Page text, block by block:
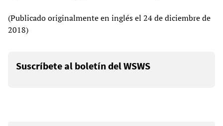
(Publicado originalmente en inglés el 24 de diciembre de
2018)
Suscríbete al boletín del WSWS